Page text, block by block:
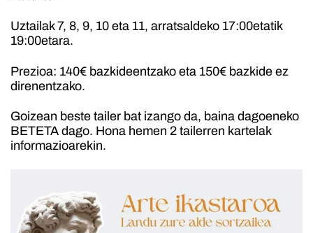
Uztailak 7, 8, 9, 10 eta 11, arratsaldeko 17:00etatik
19:00etara.
Prezioa: 140€ bazkideentzako eta 150€ bazkide ez
direnentzako.
Goizean beste tailer bat izango da, baina dagoeneko
BETETA dago. Hona hemen 2 tailerren kartelak
informazioarekin.